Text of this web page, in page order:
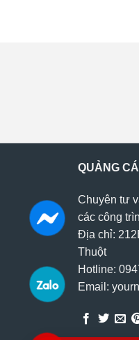
QUẢNG
Chuyên tư
các công
Địa chỉ:
Thuột
Hotline:
Email: